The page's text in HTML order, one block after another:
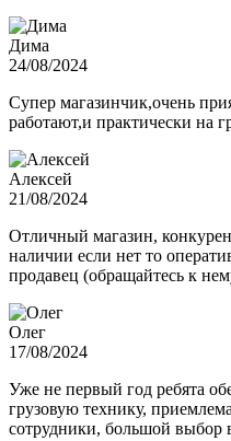
Дима
24/08/2024
Супер магазинчик,очень
работают,и практически на
Алексей
21/08/2024
Отличный магазин,
наличии если нет то
продавец (обращайтесь к
Олег
17/08/2024
Уже не первый год ребята
грузовую технику,
сотрудники, большой выбор